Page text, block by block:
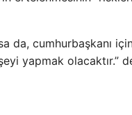
da, cumhurbaşkanı
yapmak olacaktır.”